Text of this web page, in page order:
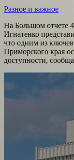
Разное и важное
На Большом отчете
Игнатенко
что одним из
Приморского края
доступности,